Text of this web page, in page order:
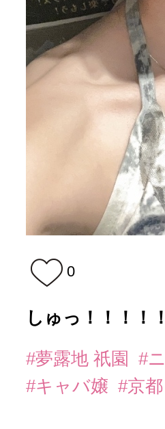
0
しゅっ！！！！！
#夢露地 祇園 #
#キャバ嬢 #京都